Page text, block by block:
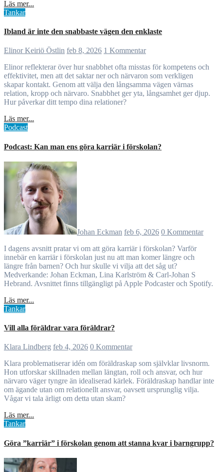
Läs mer...
Tankar
Ibland är inte den snabbaste vägen den enklaste
Elinor Keiriö Östlin feb 8, 2026 1 Kommentar
Elinor reflekterar över hur snabbhet ofta misstas för kompetens och
effektivitet, men att det saktar ner och närvaron som verkligen
skapar kontakt. Genom att välja den långsamma vägen värnas
relation, kropp och närvaro. Snabbhet ger yta, långsamhet ger djup.
Hur påverkar ditt tempo dina relationer?
Läs mer...
Podcast
Podcast: Kan man ens göra karriär i förskolan?
Johan Eckman feb 6, 2026 0 Kommentar
I dagens avsnitt pratar vi om att göra karriär i förskolan? Varför
innebär en karriär i förskolan just nu att man komer längre och
längre från barnen? Och hur skulle vi vilja att det såg ut?
Medverkande: Johan Eckman, Lina Karlström & Carl-Johan S
Hebrand. Avsnittet finns tillgängligt på Apple Podcaster och Spotify.
Läs mer...
Tankar
Vill alla föräldrar vara föräldrar?
Klara Lindberg feb 4, 2026 0 Kommentar
Klara problematiserar idén om föräldraskap som självklar livsnorm.
Hon utforskar skillnaden mellan längtan, roll och ansvar, och hur
närvaro väger tyngre än idealiserad kärlek. Föräldraskap handlar inte
om ägande utan om relationellt ansvar, oavsett ursprunglig vilja.
Vågar vi tala ärligt om detta utan skam?
Läs mer...
Tankar
Göra ”karriär” i förskolan genom att stanna kvar i barngrupp?